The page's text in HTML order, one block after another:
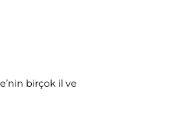
birçok il ve